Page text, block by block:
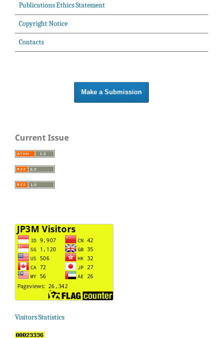
Publications Ethics Statement
Copyright Notice
Contacts
Make a Submission
Current Issue
Visitors Statistics